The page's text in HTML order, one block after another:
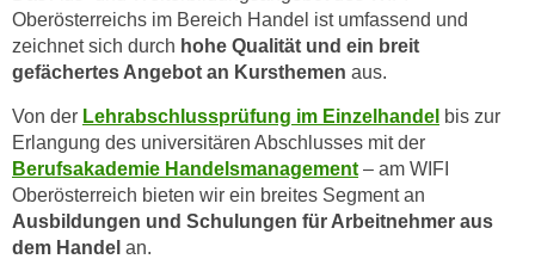
Oberösterreichs im Bereich Handel ist umfassend und
zeichnet sich durch hohe Qualität und ein breit
gefächertes Angebot an Kursthemen aus.
Von der Lehrabschlussprüfung im Einzelhandel bis zur
Erlangung des universitären Abschlusses mit der
Berufsakademie Handelsmanagement – am WIFI
Oberösterreich bieten wir ein breites Segment an
Ausbildungen und Schulungen für Arbeitnehmer aus
dem Handel an.
m
.
K
c
k
e
n